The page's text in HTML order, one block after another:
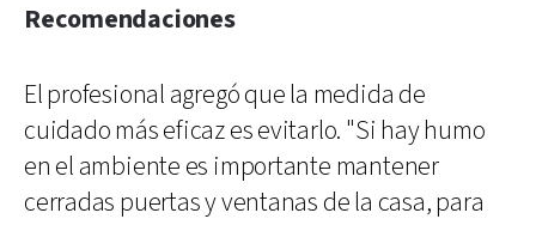
Recomendaciones
El profesional agregó que la medida de
cuidado más eficaz es evitarlo. "Si hay humo
en el ambiente es importante mantener
cerradas puertas y ventanas de la casa, para